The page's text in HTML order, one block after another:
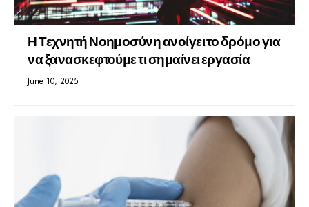
Η Τεχνητή Νοημοσύνη ανοίγει το δρόμο για
να ξανασκεφτούμε τι σημαίνει εργασία
June 10, 2025